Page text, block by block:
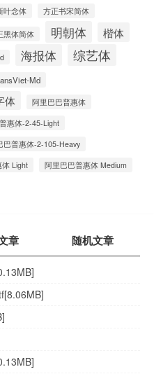
叶念体 方正书宋简体
黑体简体 明朝体 楷体
海报体 综艺体
Md
体
阿里巴巴普惠体
惠体-2-45-Light
巴普惠体-2-105-Heavy
Light 阿里巴巴普惠体 Medium
章 随机文章